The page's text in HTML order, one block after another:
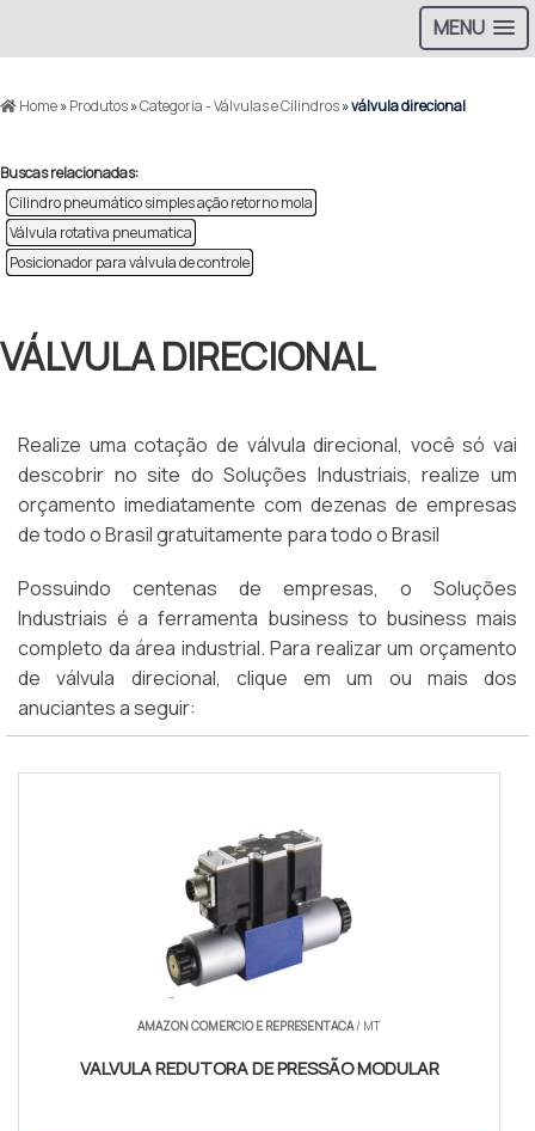
MENU
Home»Produtos»Categoria - Válvulas e Cilindros»válvula direcional
Buscas relacionadas:
Cilindro pneumático simples ação retorno mola
Válvula rotativa pneumatica
Posicionador para válvula de controle
VÁLVULA DIRECIONAL
Realize uma cotação de válvula direcional, você só vai
descobrir no site do Soluções Industriais, realize um
orçamento imediatamente com dezenas de empresas
de todo o Brasil gratuitamente para todo o Brasil
Possuindo centenas de empresas, o Soluções
Industriais é a ferramenta business to business mais
completo da área industrial. Para realizar um orçamento
de válvula direcional, clique em um ou mais dos
anuciantes a seguir:
AMAZON COMERCIO E REPRESENTACA/ MT
VALVULA REDUTORA DE PRESSÃO MODULAR